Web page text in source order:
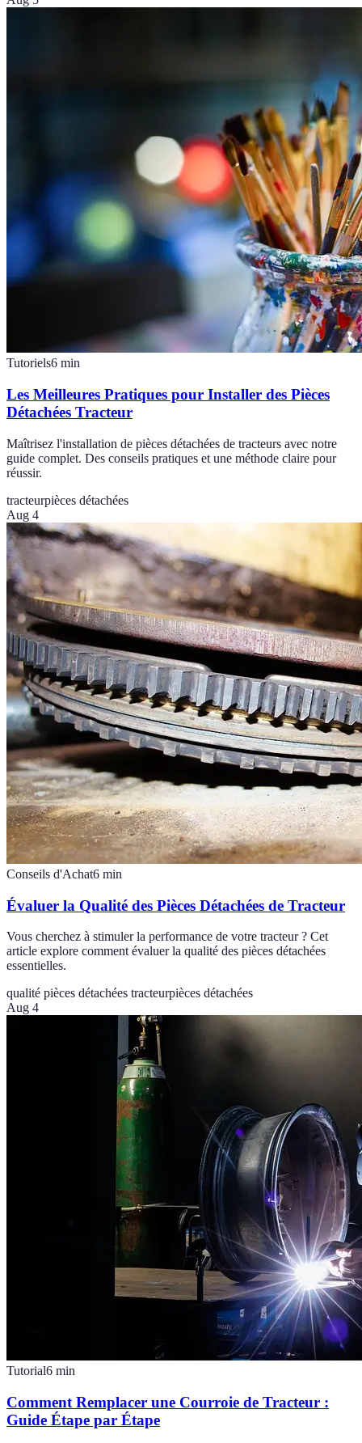
Tutoriels6 min
Les Meilleures Pratiques pour Installer des Pièces
Détachées Tracteur
Maîtrisez l'installation de pièces détachées de tracteurs avec notre
guide complet. Des conseils pratiques et une méthode claire pour
réussir.
tracteurpièces détachées
Aug 4
Conseils d'Achat6 min
Évaluer la Qualité des Pièces Détachées de Tracteur
Vous cherchez à stimuler la performance de votre tracteur ? Cet
article explore comment évaluer la qualité des pièces détachées
essentielles.
qualité pièces détachées tracteurpièces détachées
Aug 4
Tutorial6 min
Comment Remplacer une Courroie de Tracteur :
Guide Étape par Étape